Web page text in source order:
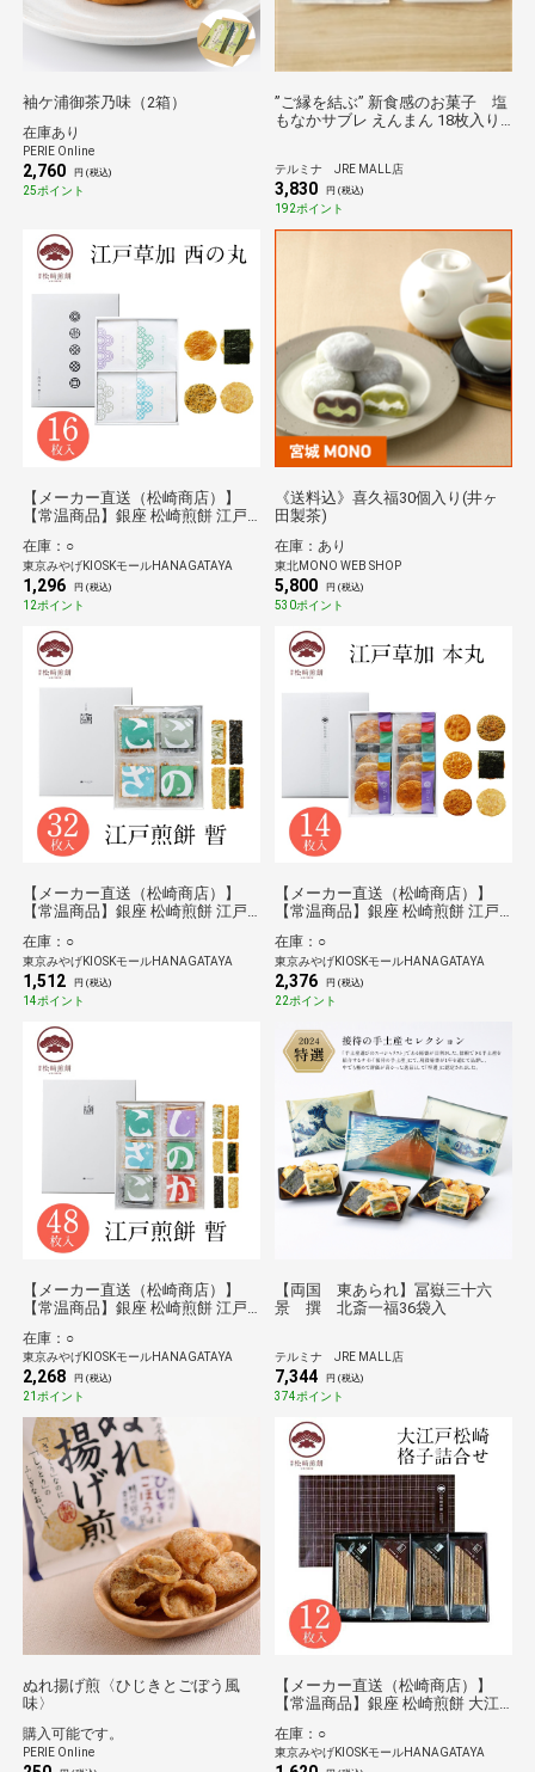
袖ケ浦御茶乃味（2箱）
在庫あり
PERIE Online
2,760 円 (税込)
25ポイント
”ご縁を結ぶ” 新食感のお菓子 塩
もなかサブレ えんまん 18枚入り
テルミナ JRE MALL店
3,830 円 (税込)
192ポイント
【メーカー直送（松崎商店）】
【常温商品】銀座 松崎煎餅 江戸
在庫：○
東京みやげKIOSKモールHANAGATAYA
1,296 円 (税込)
12ポイント
《送料込》喜久福30個入り(井ヶ
田製茶)
在庫：あり
東北MONO WEB SHOP
5,800 円 (税込)
530ポイント
【メーカー直送（松崎商店）】
【常温商品】銀座 松崎煎餅 江戸
在庫：○
東京みやげKIOSKモールHANAGATAYA
1,512 円 (税込)
14ポイント
【メーカー直送（松崎商店）】
【常温商品】銀座 松崎煎餅 江戸
在庫：○
東京みやげKIOSKモールHANAGATAYA
2,376 円 (税込)
22ポイント
【メーカー直送（松崎商店）】
【常温商品】銀座 松崎煎餅 江戸
在庫：○
東京みやげKIOSKモールHANAGATAYA
2,268 円 (税込)
21ポイント
【両国 東あられ】冨嶽三十六
景 撰 北斎一福36袋入
テルミナ JRE MALL店
7,344 円 (税込)
374ポイント
ぬれ揚げ煎〈ひじきとごぼう風
味〉
購入可能です。
PERIE Online
【メーカー直送（松崎商店）】
【常温商品】銀座 松崎煎餅 大江
子） 12枚入
在庫：○
東京みやげKIOSKモールHANAGATAYA